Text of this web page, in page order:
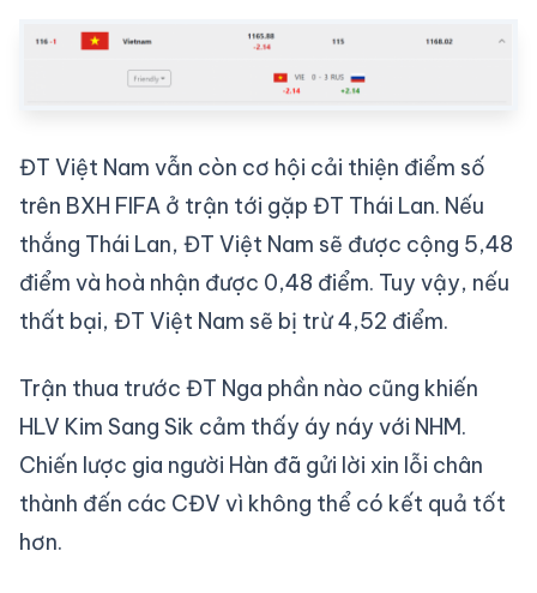
ĐT Việt Nam vẫn còn cơ hội cải thiện điểm số
trên BXH FIFA ở trận tới gặp ĐT Thái Lan. Nếu
thắng Thái Lan, ĐT Việt Nam sẽ được cộng 5,48
điểm và hoà nhận được 0,48 điểm. Tuy vậy, nếu
thất bại, ĐT Việt Nam sẽ bị trừ 4,52 điểm.
Trận thua trước ĐT Nga phần nào cũng khiến
HLV Kim Sang Sik cảm thấy áy náy với NHM.
Chiến lược gia người Hàn đã gửi lời xin lỗi chân
thành đến các CĐV vì không thể có kết quả tốt
hơn.